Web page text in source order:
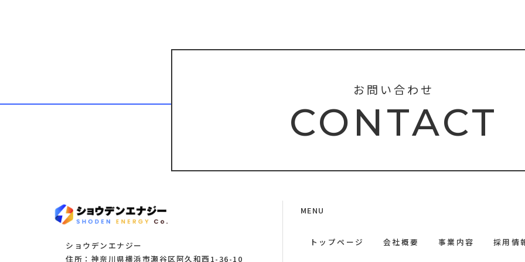
お問い合わせ
CONTACT
ショウデンエナジー
住所：神奈川県横浜市瀬谷区阿久和西1-36-10
MENU
トップページ 会社概要 事業内容 採用情